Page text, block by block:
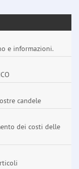
e informazioni.
candele
dei costi delle